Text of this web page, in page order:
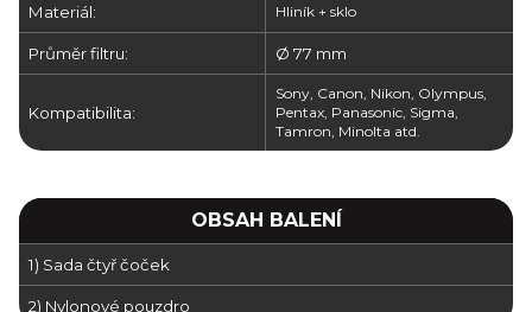
Materiál: Hliník + sklo
Průměr filtru: Ø 77 mm
Kompatibilita:
Sony, Canon, Nikon, Olympus,
Pentax, Panasonic, Sigma,
Tamron, Minolta atd.
OBSAH BALENÍ
1) Sada čtyř čoček
2) Nylonové pouzdro